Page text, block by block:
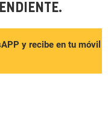
y recibe en tu móvil